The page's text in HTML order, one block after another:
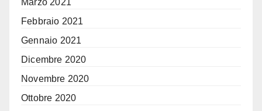
Marzo 2021
Febbraio 2021
Gennaio 2021
Dicembre 2020
Novembre 2020
Ottobre 2020